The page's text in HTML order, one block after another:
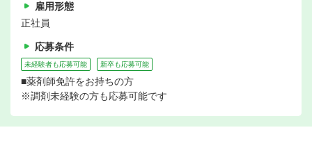
雇用形態
正社員
応募条件
未経験者も応募可能 新卒も応募可能
■薬剤師免許をお持ちの方
※調剤未経験の方も応募可能です